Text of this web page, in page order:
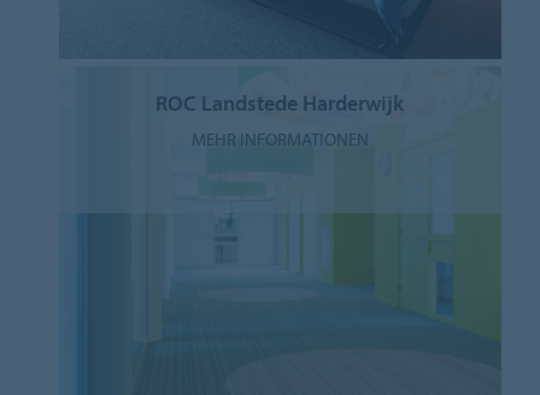
ROC Landstede Harderwijk
MEHR INFORMATIONEN